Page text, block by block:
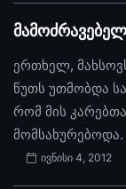
ერთხელ,
წუთს უთმობდა
რომ მის
მომსახურებოდა.
ივნისი 4, 2012